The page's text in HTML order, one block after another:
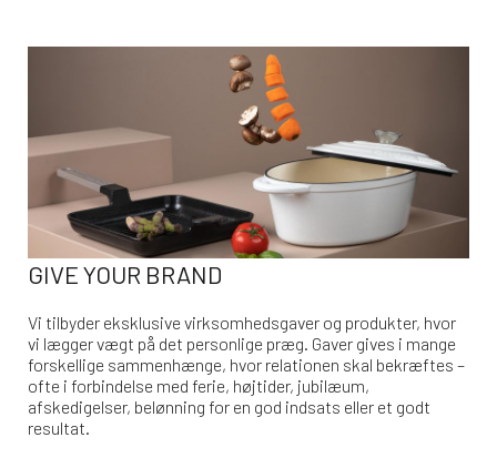
GIVE YOUR BRAND
Vi tilbyder eksklusive virksomhedsgaver og produkter, hvor
vi lægger vægt på det personlige præg. Gaver gives i mange
forskellige sammenhænge, hvor relationen skal bekræftes –
ofte i forbindelse med ferie, højtider, jubilæum,
afskedigelser, belønning for en god indsats eller et godt
resultat.